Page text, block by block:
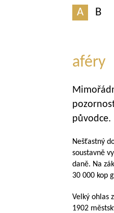
A B
aféry
původce.
Nešťastný
soustavně
daně. Na
30 000 kop
Velký ohlas
1902